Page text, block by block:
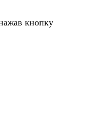
кнопку